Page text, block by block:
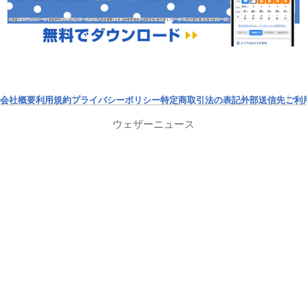
会社概要利用規約プライバシーポリシー特定商取引法の表記外部送信先ご利
ウェザーニュース